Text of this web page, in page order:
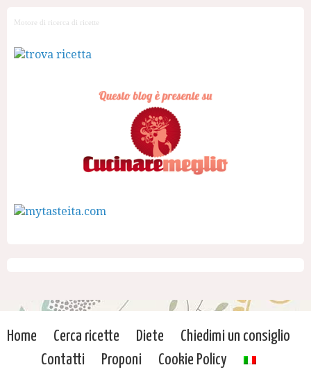
Motore di ricerca di ricette
Home Cerca ricette Diete
Chiedimi un consiglio
Contatti
Proponi Cookie Policy